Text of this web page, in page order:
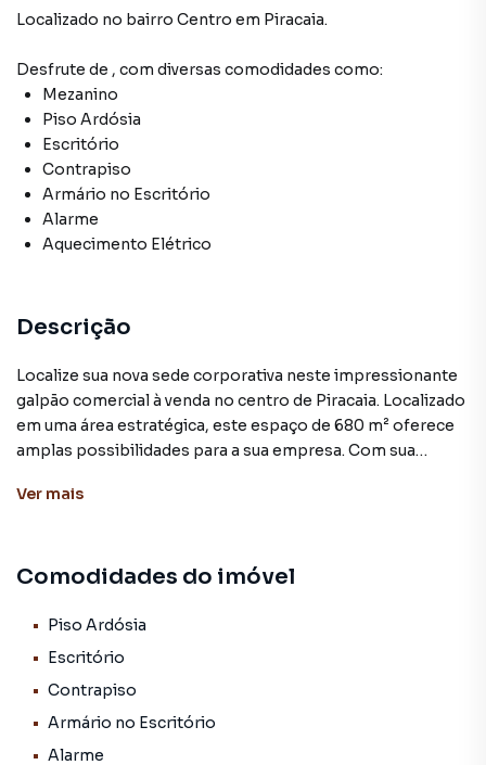
Localizado no bairro Centro em Piracaia.
Desfrute de , com diversas comodidades como:
Mezanino
Piso Ardósia
Escritório
Contrapiso
Armário no Escritório
Alarme
Aquecimento Elétrico
Descrição
Localize sua nova sede corporativa neste impressionante
galpão comercial à venda no centro de Piracaia. Localizado
em uma área estratégica, este espaço de 680 m² oferece
amplas possibilidades para a sua empresa. Com sua
ambientes, incluindo 4 salas, escritório, e uma área de
cimento queimado conferem um acabamento elevado,
embutidos na cozinha e banheiro garantem ainda mais
conforto e praticidade. Além disso, o espaço conta com
exclusiva de acordo com as suas necessidades. Com uma
localização privilegiada no centro de Piracaia, este galpão
é a oportunidade perfeita para consolidar sua empresa em
Ver mais
Comodidades do imóvel
Piso Ardósia
Escritório
Contrapiso
Armário no Escritório
Alarme